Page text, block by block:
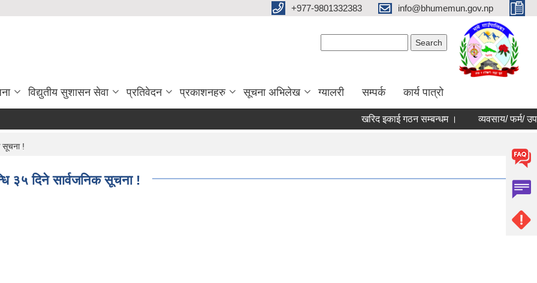
+977-9801332383 info@bhumemun.gov.np
विद्युतीय सुशासन सेवा प्रतिवेदन प्रकाशनहरु सूचना अभिलेख ग्यालरी सम्पर्क कार्य पात्रो
खरिद इकाई गठन सम्बन्धम । व्यवसाय/ फर्म/ उपभोक्ता
सूचना !
३५ दिने सार्वजनिक सूचना !